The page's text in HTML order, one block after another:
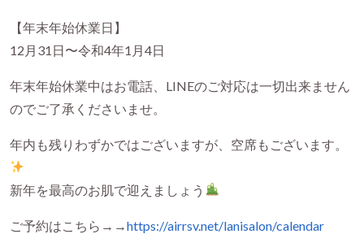
【年末年始休業日】
12月31日〜令和4年1月4日
年末年始休業中はお電話、LINEのご対応は一切出来ません
のでご了承くださいませ。
年内も残りわずかではございますが、空席もございます。
新年を最高のお肌で迎えましょう
ご予約はこちら→→https://airrsv.net/lanisalon/calendar